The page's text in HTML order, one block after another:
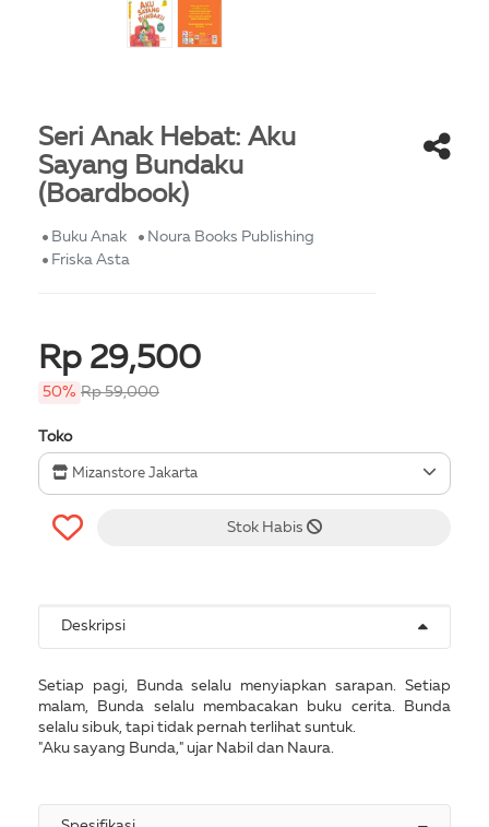
Seri Anak Hebat: Aku
Sayang Bundaku
(Boardbook)
Buku Anak
Noura Books Publishing
Friska Asta
Rp 29,500
50% Rp 59,000
Toko
Mizanstore Jakarta
Stok Habis
Deskripsi
Setiap pagi, Bunda selalu menyiapkan sarapan. Setiap
malam, Bunda selalu membacakan buku cerita. Bunda
selalu sibuk, tapi tidak pernah terlihat suntuk.
"Aku sayang Bunda," ujar Nabil dan Naura.